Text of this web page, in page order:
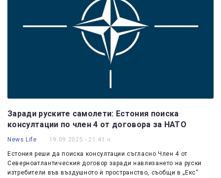
Заради руските самолети: Естония поиска
консултации по член 4 от договора за НАТО
News Life 19.09.2025 - 21:41 ч.
Естония реши да поиска консултации съгласно Член 4 от
Северноатлантическия договор заради навлизането на руски
изтребители във въздушното ѝ пространство, съобщи в „Екс“